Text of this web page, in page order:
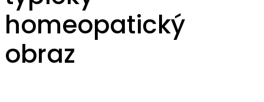
homeopatický
obraz